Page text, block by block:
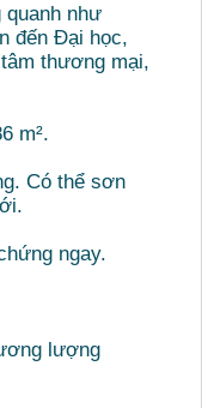
quanh như
đến Đại học,
thương mại,
m².
Có thể sơn
ngay.
lượng